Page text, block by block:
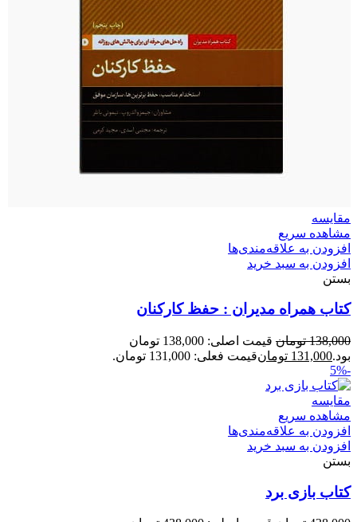
مقایسه
مشاهده سریع
افزودن به علاقه‌مندی‌ها
افزودن به سبد خرید
بستن
کتاب همراه مدیران : حفظ کارکنان
138,000 تومان
قیمت اصلی: 138,000 تومان
بود.131,000 تومانقیمت فعلی: 131,000 تومان.
-5%
مقایسه
مشاهده سریع
افزودن به علاقه‌مندی‌ها
افزودن به سبد خرید
بستن
کتاب بازی برد